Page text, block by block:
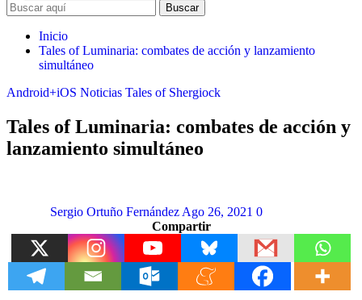
Buscar
Inicio
Tales of Luminaria: combates de acción y lanzamiento
simultáneo
Android+iOS Noticias Tales of Shergiock
Tales of Luminaria: combates de acción y
lanzamiento simultáneo
Sergio Ortuño Fernández Ago 26, 2021 0
Compartir